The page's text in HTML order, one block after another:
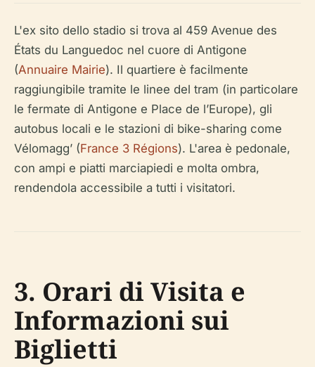
L'ex sito dello stadio si trova al 459 Avenue des
États du Languedoc nel cuore di Antigone
(Annuaire Mairie). Il quartiere è facilmente
raggiungibile tramite le linee del tram (in particolare
le fermate di Antigone e Place de l’Europe), gli
autobus locali e le stazioni di bike-sharing come
Vélomagg’ (France 3 Régions). L'area è pedonale,
con ampi e piatti marciapiedi e molta ombra,
rendendola accessibile a tutti i visitatori.
3. Orari di Visita e
Informazioni sui
Biglietti